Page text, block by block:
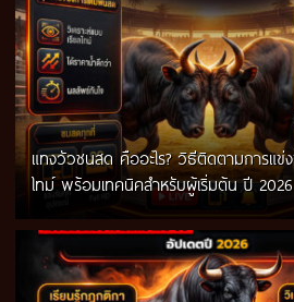
แทงวัวชนสด คืออะไร? วิธีติดตามการแข่
ไทม์ พร้อมเทคนิคสำหรับผู้เริ่มต้น ปี 2026